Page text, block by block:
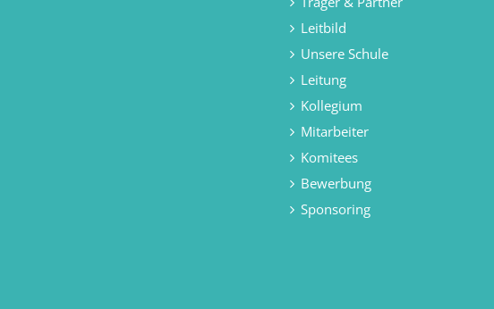
Leitbild
Unsere Schule
Leitung
Kollegium
Mitarbeiter
Komitees
Bewerbung
Sponsoring